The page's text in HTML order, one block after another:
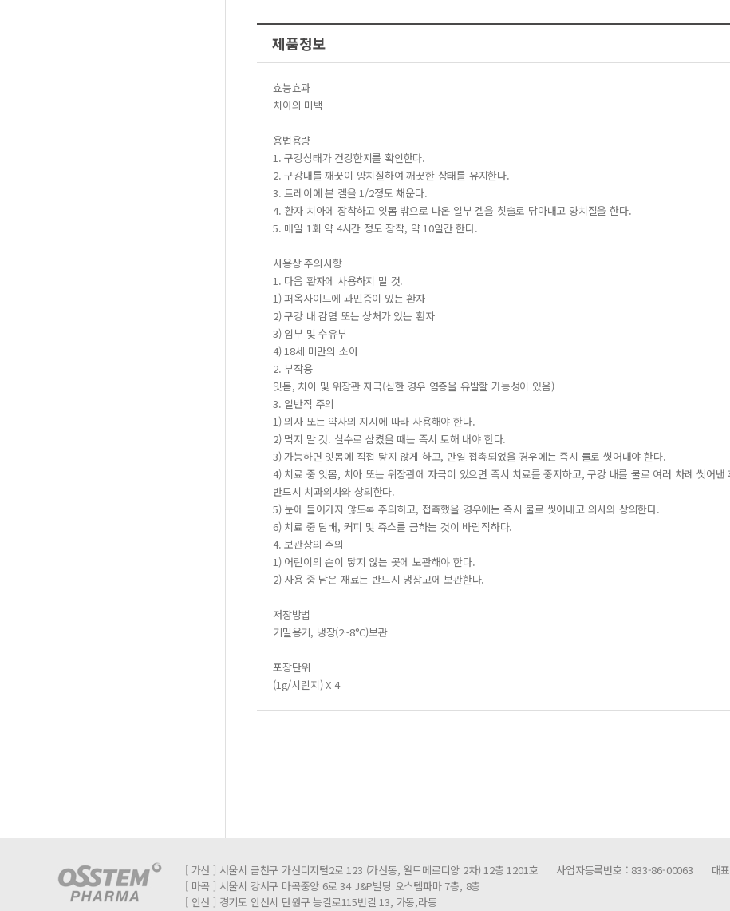
제품정보
효능효과
치아의 미백
용법용량
1. 구강상태가 건강한지를 확인한다.
2. 구강내를 깨끗이 양치질하여 깨끗한 상태를 유지한다.
3. 트레이에 본 겔을 1/2정도 채운다.
4. 환자 치아에 장착하고 잇몸 밖으로 나온 일부 겔을 칫솔로 닦아내고 양치질을 한다.
5. 매일 1회 약 4시간 정도 장착, 약 10일간 한다.
사용상 주의사항
1. 다음 환자에 사용하지 말 것.
1) 퍼옥사이드에 과민증이 있는 환자
2) 구강 내 감염 또는 상처가 있는 환자
3) 임부 및 수유부
4) 18세 미만의 소아
2. 부작용
잇몸, 치아 및 위장관 자극(심한 경우 염증을 유발할 가능성이 있음)
3. 일반적 주의
1) 의사 또는 약사의 지시에 따라 사용해야 한다.
2) 먹지 말 것. 실수로 삼켰을 때는 즉시 토해 내야 한다.
3) 가능하면 잇몸에 직접 닿지 않게 하고, 만일 접촉되었을 경우에는 즉시 물로 씻어내야 한다.
4) 치료 중 잇몸, 치아 또는 위장관에 자극이 있으면 즉시 치료를 중지하고, 구강 내를 물로 여러 차례 씻어
반드시 치과의사와 상의한다.
5) 눈에 들어가지 않도록 주의하고, 접촉했을 경우에는 즉시 물로 씻어내고 의사와 상의한다.
6) 치료 중 담배, 커피 및 쥬스를 금하는 것이 바람직하다.
4. 보관상의 주의
1) 어린이의 손이 닿지 않는 곳에 보관해야 한다.
2) 사용 중 남은 재료는 반드시 냉장고에 보관한다.
저장방법
기밀용기, 냉장(2~8°C)보관
포장단위
(1g/시린지) X 4
[ 가산 ] 서울시 금천구 가산디지털2로 123 (가산동, 월드메르디앙 2차) 12층 1201호 사업자등록번호 : 833-86-00063 대
[ 마곡 ] 서울시 강서구 마곡중앙 6로 34​ J&P빌딩 오스템파마 7층, 8층
[ 안산 ] 경기도 안산시 단원구 능길로115번길 13, 가동,라동